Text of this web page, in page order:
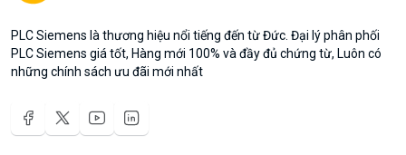
PLC Siemens là thương hiệu nổi tiếng đến từ Đức. Đại lý phân phối
PLC Siemens giá tốt, Hàng mới 100% và đầy đủ chứng từ, Luôn có
những chính sách ưu đãi mới nhất